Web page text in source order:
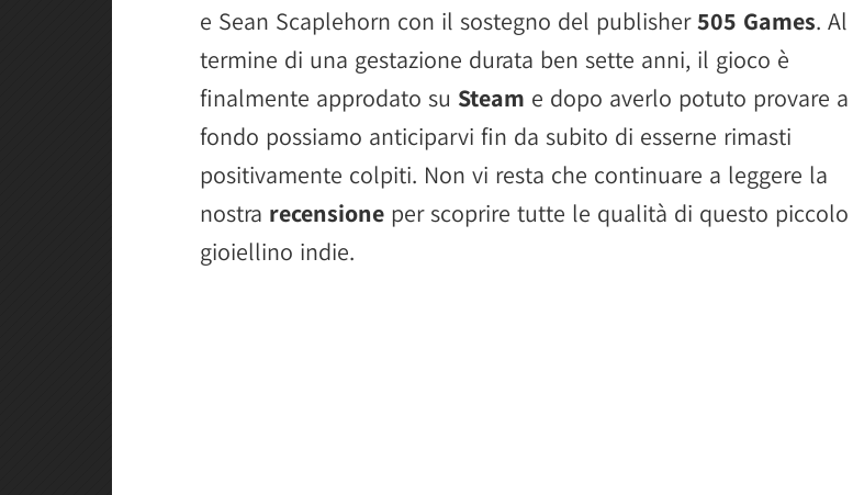
e Sean Scaplehorn con il sostegno del publisher505 Games. Al
termine di una gestazione durata ben sette anni, il gioco è
finalmente approdato su Steam e dopo averlo potuto provare a
fondo possiamo anticiparvi fin da subito di esserne rimasti
positivamente colpiti. Non vi resta che continuare a leggere la
nostra recensione per scoprire tutte le qualità di questo piccolo
gioiellino indie.